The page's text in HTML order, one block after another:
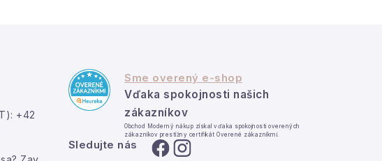
+42
Sme overený e-shop
Vďaka spokojnosti našich
zákazníkov
Obchod Moderný nákup získal vďaka spokojnosti overených
zákazníkov prestížny certifikát Overené zákazníkmi.
Sledujte nás